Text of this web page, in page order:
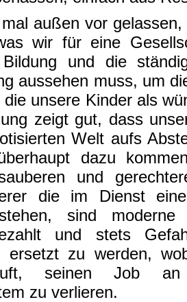
außen vor
wir für eine
und die
aussehen muss, um
unsere Kinder als
zeigt gut, dass
Welt aufs
dazu
und
die im Dienst
sind
und stets
ersetzt zu werden,
seinen Job an
zu verlieren.